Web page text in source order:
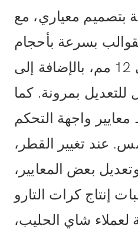
بتصميم معياري، مع
بسرعة بأحجام
تتراوح من 3 إلى 12 مم، بالإضافة إلى
للتعديل بمرونة. كما
واجهة التحكم
عند تغيير القطر،
بعض المعايير،
إنتاج كرات التارو
لعملاء شاي الحليب،